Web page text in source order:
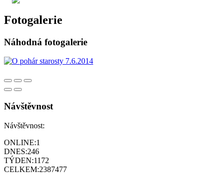
Fotogalerie
Náhodná fotogalerie
Návštěvnost
Návštěvnost:
ONLINE:1
DNES:246
TÝDEN:1172
CELKEM:2387477